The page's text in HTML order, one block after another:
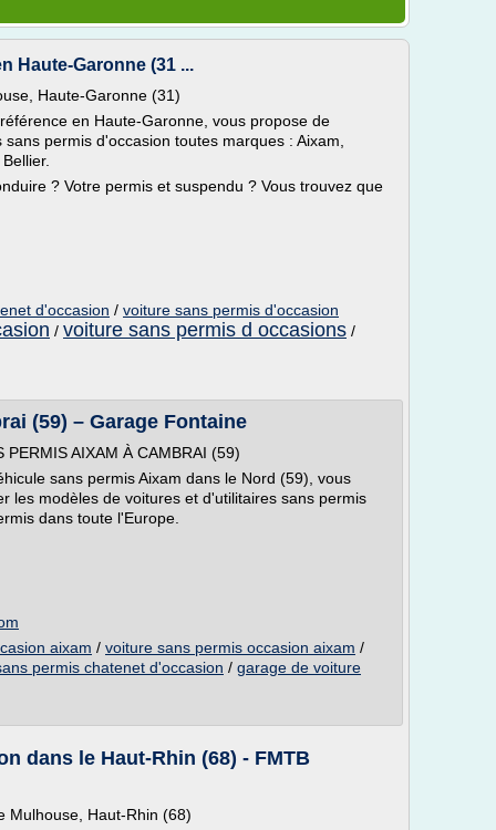
Haute-Garonne (31 ...
Haute-Garonne (31)
en Haute-Garonne, vous propose de
permis d'occasion toutes marques : Aixam,
? Votre permis et suspendu ? Vous trouvez que
d'occasion / voiture sans permis d'occasion
/ voiture sans permis d occasions /
(59) – Garage Fontaine
PERMIS AIXAM À CAMBRAI (59)
sans permis Aixam dans le Nord (59), vous
les modèles de voitures et d'utilitaires sans permis
dans toute l'Europe.
aixam / voiture sans permis occasion aixam /
permis chatenet d'occasion / garage de voiture
dans le Haut-Rhin (68) - FMTB
Mulhouse, Haut-Rhin (68)